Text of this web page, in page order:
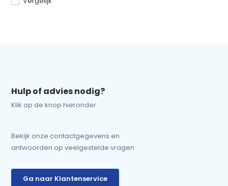
Hulp of advies nodig?
Klik op de knop hieronder
Bekijk onze contactgegevens en
antwoorden op veelgestelde vragen
Ga naar Klantenservice